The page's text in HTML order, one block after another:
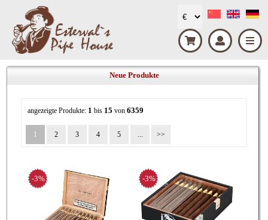
Neue Produkte
angezeigte Produkte: 1 bis 15 von 6359
1 2 3 4 5 ...
-3% -3%